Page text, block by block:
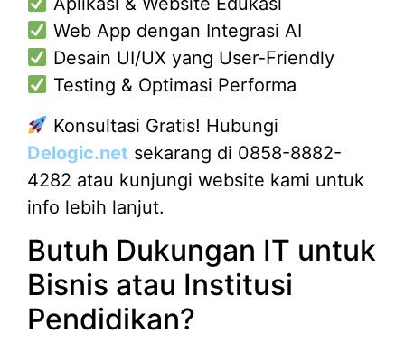
Web App dengan Integrasi AI
Desain UI/UX yang User-Friendly
Testing & Optimasi Performa
Konsultasi Gratis! Hubungi
Delogic.net sekarang di 0858-8882-
4282 atau kunjungi website kami untuk
info lebih lanjut.
Butuh Dukungan IT untuk
Bisnis atau Institusi
Pendidikan?